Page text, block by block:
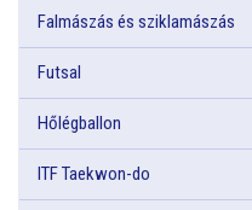
Falmászás és sziklamászás
Futsal
Hőlégballon
ITF Taekwon-do